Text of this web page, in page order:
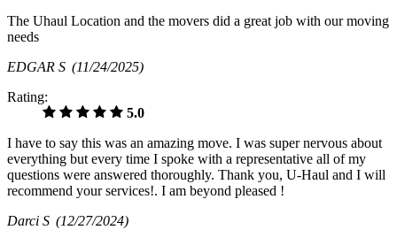
The Uhaul Location and the movers did a great job with our moving
needs
EDGAR S (11/24/2025)
Rating:
5.0
I have to say this was an amazing move. I was super nervous about
everything but every time I spoke with a representative all of my
questions were answered thoroughly. Thank you, U-Haul and I will
recommend your services!. I am beyond pleased !
Darci S (12/27/2024)